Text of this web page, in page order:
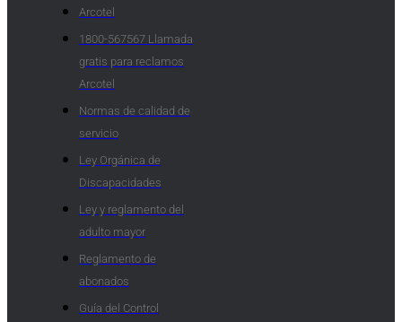
Arcotel
1800-567567 Llamada
gratis para reclamos
Arcotel
Normas de calidad de
servicio
Ley Orgánica de
Discapacidades
Ley y reglamento del
adulto mayor
Reglamento de
abonados
Guía del Control